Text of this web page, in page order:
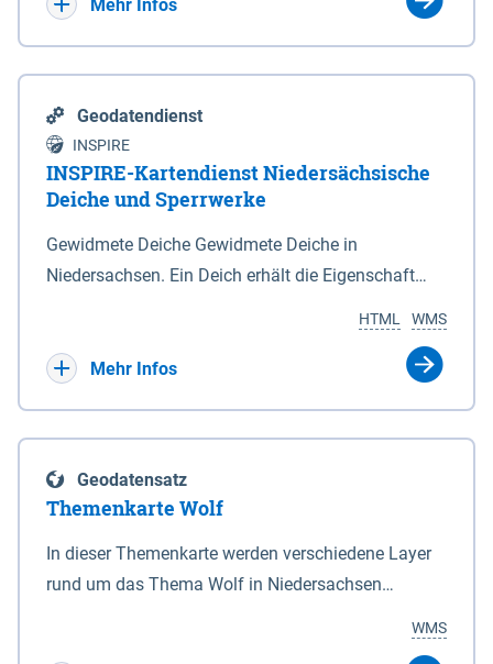
Mehr Infos
Geodatendienst
INSPIRE
INSPIRE-Kartendienst Niedersächsische
Deiche und Sperrwerke
Gewidmete Deiche Gewidmete Deiche in
Niedersachsen. Ein Deich erhält die Eigenschaft
Deichbehörde durch Verordnung ausspricht. Für
enthalten. Sperrwerke Sperrwerke sind Bauwerke
mit Sperrvorrichtungen in Tidegewässern, die dem
Schutz eines Gebietes vor erhöhten Tiden, vor allem
vor Sturmfluten, zu dienen bestimmt sind (§2 Abs.3
Eigenschaft eines Sperrwerkes durch Widmung, die
WMS
HTML
Mehr Infos
Geodatensatz
Themenkarte Wolf
In dieser Themenkarte werden verschiedene Layer
rund um das Thema Wolf in Niedersachsen
sowie Status der bestehenden Wolfsterritorien im
WMS